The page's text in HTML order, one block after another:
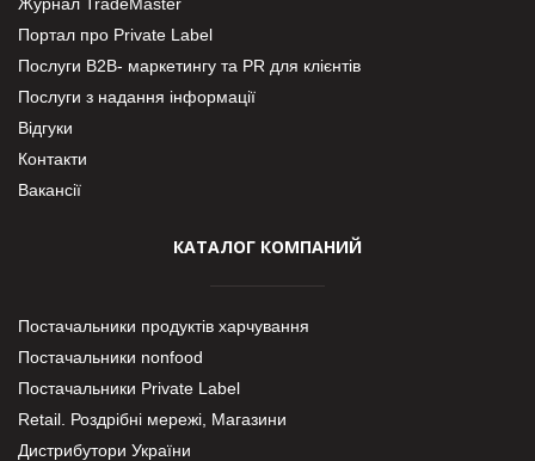
Портал про Private Label
Послуги В2В- маркетингу та PR для клієнтів
Послуги з надання інформації
Відгуки
Контакти
Вакансії
КАТАЛОГ КОМПАНИЙ
Постачальники продуктів харчування
Постачальники nonfood
Постачальники Private Label
Retail. Роздрібні мережі, Магазини
Дистрибутори України